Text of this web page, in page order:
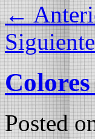
←
Posted